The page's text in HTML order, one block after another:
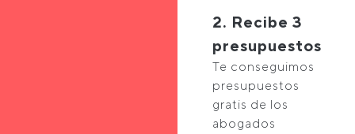
2. Recibe 3
presupuestos
Te conseguimos
presupuestos
gratis de los
abogados